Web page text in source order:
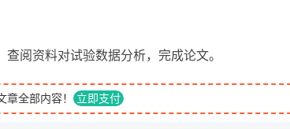
阅资料对试验数据分析，完成论文。
章全部内容！ 立即支付